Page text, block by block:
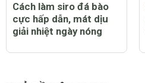
Cách làm siro đá bào
cực hấp dẫn, mát dịu
giải nhiệt ngày nóng